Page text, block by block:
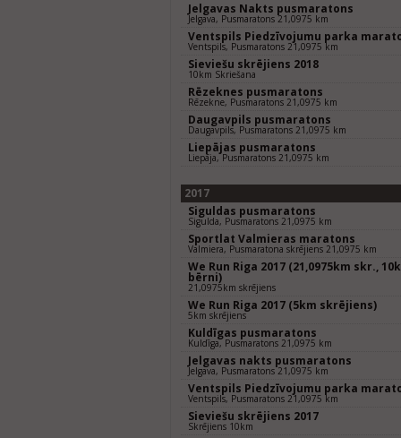
Jelgavas Nakts pusmaratons
Jelgava, Pusmaratons 21,0975 km
Ventspils Piedzīvojumu parka
Ventspils, Pusmaratons 21,0975 km
Sieviešu skrējiens 2018
10km Skriešana
Rēzeknes pusmaratons
Rēzekne, Pusmaratons 21,0975 km
Daugavpils pusmaratons
Daugavpils, Pusmaratons 21,0975 km
Liepājas pusmaratons
Liepāja, Pusmaratons 21,0975 km
2017
Siguldas pusmaratons
Sigulda, Pusmaratons 21,0975 km
Sportlat Valmieras maratons
Valmiera, Pusmaratona skrējiens 21,0975 km
We Run Riga 2017 (21,0975km skr.,
bērni)
21,0975km skrējiens
We Run Riga 2017 (5km skrējiens)
5km skrējiens
Kuldīgas pusmaratons
Kuldīga, Pusmaratons 21,0975 km
Jelgavas nakts pusmaratons
Jelgava, Pusmaratons 21,0975 km
Ventspils Piedzīvojumu parka
Ventspils, Pusmaratons 21,0975 km
Sieviešu skrējiens 2017
Skrējiens 10km